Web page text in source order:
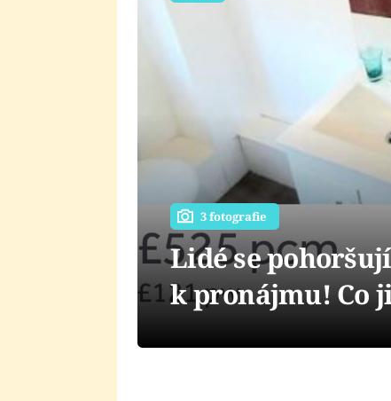
3 fotografie
Lidé se
k pronájmu! Co